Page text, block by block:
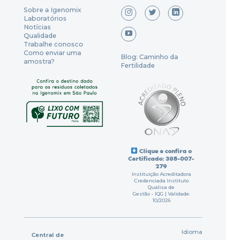
Sobre a Igenomix
Laboratórios
Notícias
Qualidade
Trabalhe conosco
Como enviar uma
amostra?
Blog: Caminho da
Fertilidade
Clique e confira o
Certificado: 385-007-
279
Instituição Acreditadora
Credenciada Instituto
Qualisa de
Gestão - IQG | Validade:
10/2026
Central de
Idioma